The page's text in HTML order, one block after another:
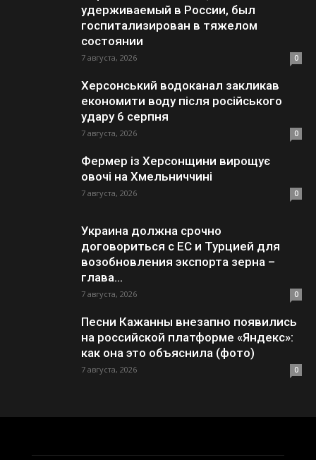
удерживаемый в России, был
госпитализирован в тяжелом
состоянии
7 августа, 2026 0
Херсонський водоканал закликав
економити воду після російського
удару 6 серпня
7 августа, 2026 0
Фермер із Херсонщини вирощує
овочі на Хмельниччині
7 августа, 2026 0
Украина должна срочно
договориться с ЕС и Турцией для
возобновления экспорта зерна –
глава...
7 августа, 2026 0
Песни Кажанны внезапно появились
на российской платформе «Яндекс»:
как она это объяснила (фото)
7 августа, 2026 0